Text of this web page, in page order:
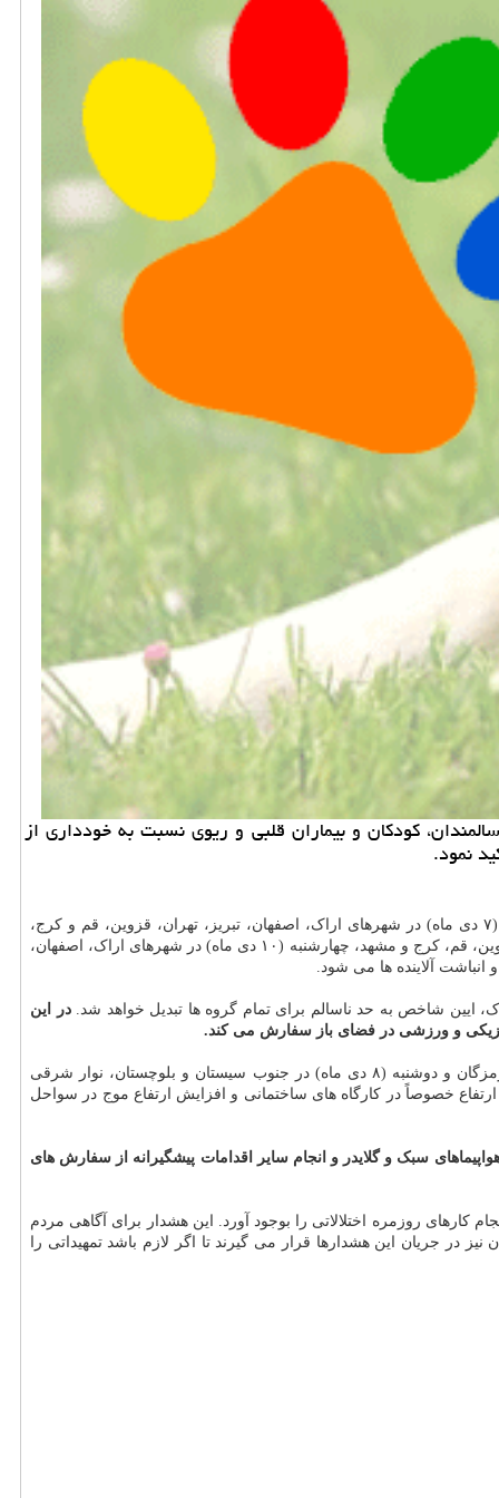
کودکان و بیماران قلبی و ریوی نسبت به خودداری از
نمود.
فردا (۷ دی ماه) در شهرهای اراک، اصفهان، تبریز، تهران، قزوین، قم و کرج،
دوشنبه (۸ دی ماه) در شهرهای اراک، اصفهان، تبریز، تهران، قزوین، قم، کرج و مشهد، سه شنبه (۹ دی ماه) در شهاری اراک، اصفهان، تبریز، تهران، قزوین، قم، کرج و مشهد، چهارشنبه (۱۰ دی ماه) در شهرهای اراک، اصفهان،
ایین شاخص به حد ناسالم برای تمام گروه ها تبدیل خواهد شد.
در این
و ورزشی در فضای باز سفارش می کند.
دیگری آورده است: فردا (۷ دی ماه) در نیمه جنوبی سیستان و بلوچستان، نوار شرقی کرمان و شرق هرمزگان و دوشنبه (۸ دی ماه) در جنوب سیستان و بلوچستان، نوار شرقی
خصوصاً در کارگاه های ساختمانی و افزایش ارتفاع موج در سواحل
سبک و گلایدر و انجام سایر اقدامات پیشگیرانه از سفارش های
روزمره اختلالاتی را بوجود آورد. این هشدار برای آگاهی مردم
در جریان این هشدارها قرار می گیرند تا اگر لازم باشد تمهیداتی را